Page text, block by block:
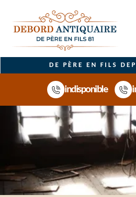
DE PÈRE EN FILS
indisponible